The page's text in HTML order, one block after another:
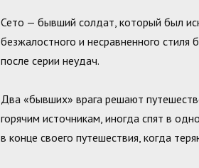
Сето — бывший солдат, который был
безжалостного и несравненного
после серии неудач.
Два «бывших» врага решают
горячим источникам, иногда спят в
в конце своего путешествия, когда